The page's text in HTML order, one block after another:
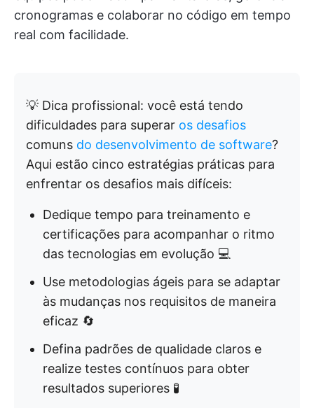
cronogramas e colaborar no código em tempo
real com facilidade.
💡 Dica profissional: você está tendo
dificuldades para superar os desafios
comuns do desenvolvimento de software?
Aqui estão cinco estratégias práticas para
enfrentar os desafios mais difíceis:
Dedique tempo para treinamento e
certificações para acompanhar o ritmo
das tecnologias em evolução 💻
Use metodologias ágeis para se adaptar
às mudanças nos requisitos de maneira
eficaz 🔄
Defina padrões de qualidade claros e
realize testes contínuos para obter
resultados superiores 🧪